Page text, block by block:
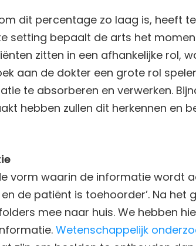
dit percentage zo laag is, heeft
setting bepaalt de arts het
zitten in een afhankelijke rol,
aan de dokter een grote rol
te absorberen en verwerken.
hebben zullen dit herkennen en
vorm waarin de informatie wordt
de patiënt is toehoorder’. Na het
mee naar huis. We hebben
Wetenschappelijk